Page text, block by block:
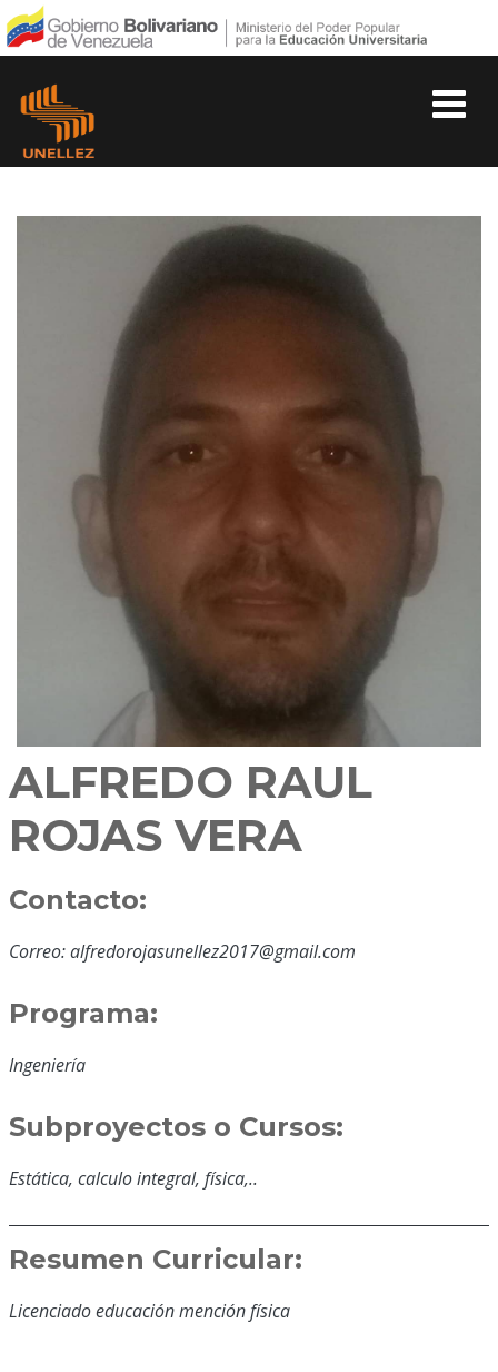
ALFREDO RAUL
ROJAS VERA
Contacto:
Correo: alfredorojasunellez2017@gmail.com
Programa:
Ingeniería
Subproyectos o Cursos:
Estática, calculo integral, física,..
Resumen Curricular:
Licenciado educación mención física